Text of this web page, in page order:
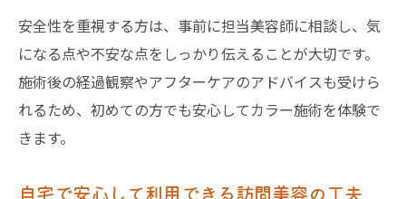
安全性を重視する方は、事前に担当美容師に相談し、気
になる点や不安な点をしっかり伝えることが大切です。
施術後の経過観察やアフターケアのアドバイスも受けら
れるため、初めての方でも安心してカラー施術を体験で
きます。
自宅で安心して利用できる訪問美容の工夫